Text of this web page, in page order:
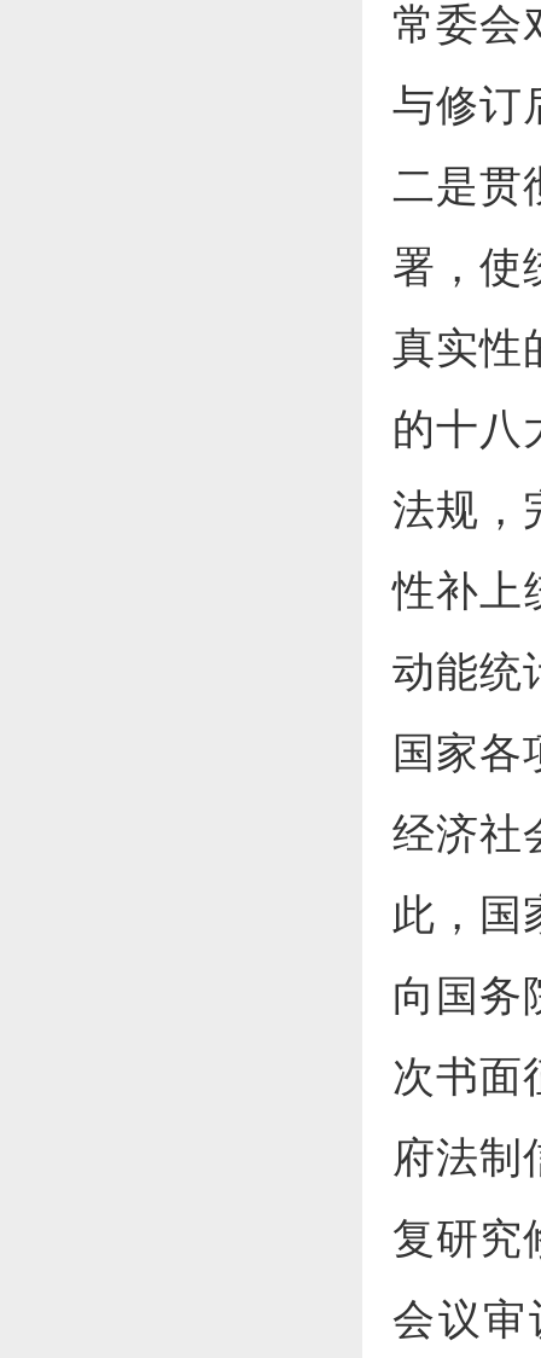
常委会
与修订
二是贯
署，使
真实性
的十八
法规，
性补上
动能统
国家各
经济社
此，国
向国务
次书面
府法制
复研究
会议审